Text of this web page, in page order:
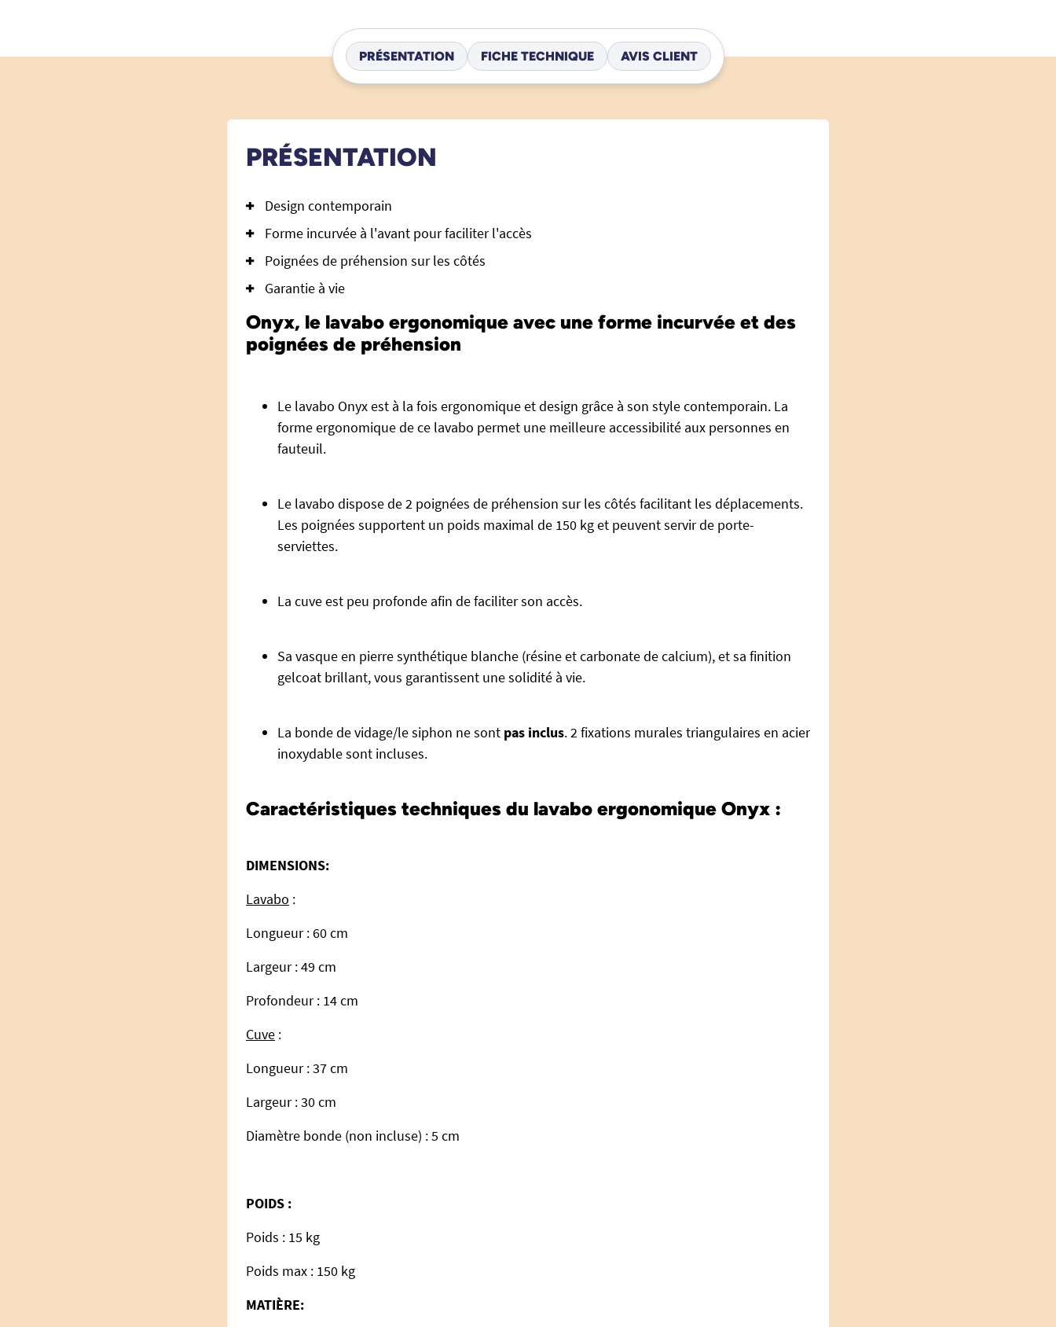
PRÉSENTATION FICHE TECHNIQUE AVIS CLIENT
PRÉSENTATION
Design contemporain
Forme incurvée à l'avant pour faciliter l'accès
Poignées de préhension sur les côtés
Garantie à vie
Onyx, le lavabo ergonomique avec une forme incurvée et des
poignées de préhension
Le lavabo Onyx est à la fois ergonomique et design grâce à son style contemporain. La
forme ergonomique de ce lavabo permet une meilleure accessibilité aux personnes en
fauteuil.
Le lavabo dispose de 2 poignées de préhension sur les côtés facilitant les déplacements.
Les poignées supportent un poids maximal de 150 kg et peuvent servir de porte-
serviettes.
La cuve est peu profonde afin de faciliter son accès.
Sa vasque en pierre synthétique blanche (résine et carbonate de calcium), et sa finition
gelcoat brillant, vous garantissent une solidité à vie.
La bonde de vidage/le siphon ne sont pas inclus. 2 fixations murales triangulaires en acier
inoxydable sont incluses.
Caractéristiques techniques du lavabo ergonomique Onyx :
DIMENSIONS:
Lavabo :
Longueur : 60 cm
Largeur : 49 cm
Profondeur : 14 cm
Cuve :
Longueur : 37 cm
Largeur : 30 cm
Diamètre bonde (non incluse) : 5 cm
POIDS :
Poids : 15 kg
Poids max : 150 kg
MATIÈRE: